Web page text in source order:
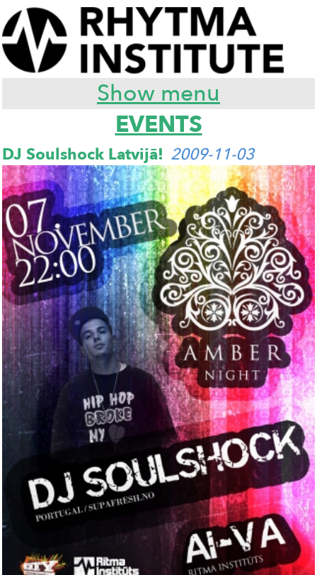
Show menu
EVENTS
DJ Soulshock Latvijā! 2009-11-03